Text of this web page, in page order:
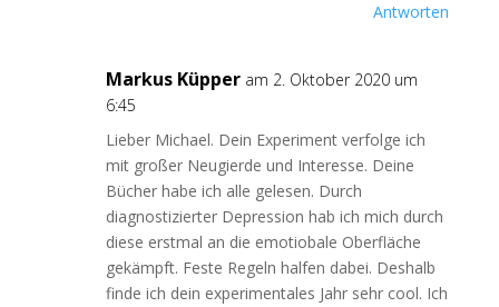
Antworten
Markus Küpper am 2. Oktober 2020 um
6:45
Lieber Michael. Dein Experiment verfolge ich
mit großer Neugierde und Interesse. Deine
Bücher habe ich alle gelesen. Durch
diagnostizierter Depression hab ich mich durch
diese erstmal an die emotiobale Oberfläche
gekämpft. Feste Regeln halfen dabei. Deshalb
finde ich dein experimentales Jahr sehr cool. Ich